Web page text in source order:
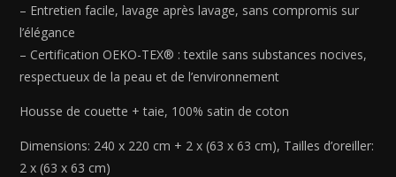
240
x
220
cm
2
x
(63
– Entretien facile, lavage après lavage, sans compromis sur
l’élégance
– Certification OEKO-TEX® : textile sans substances nocives,
respectueux de la peau et de l’environnement
Housse de couette + taie, 100% satin de coton
Dimensions: 240 x 220 cm + 2 x (63 x 63 cm), Tailles d’oreiller:
2 x (63 x 63 cm)